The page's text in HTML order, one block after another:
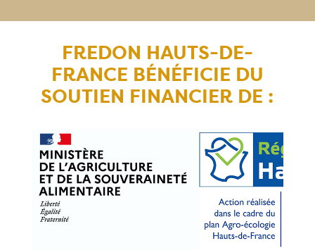
FREDON HAUTS-DE-
FRANCE BÉNÉFICIE DU
SOUTIEN FINANCIER DE :